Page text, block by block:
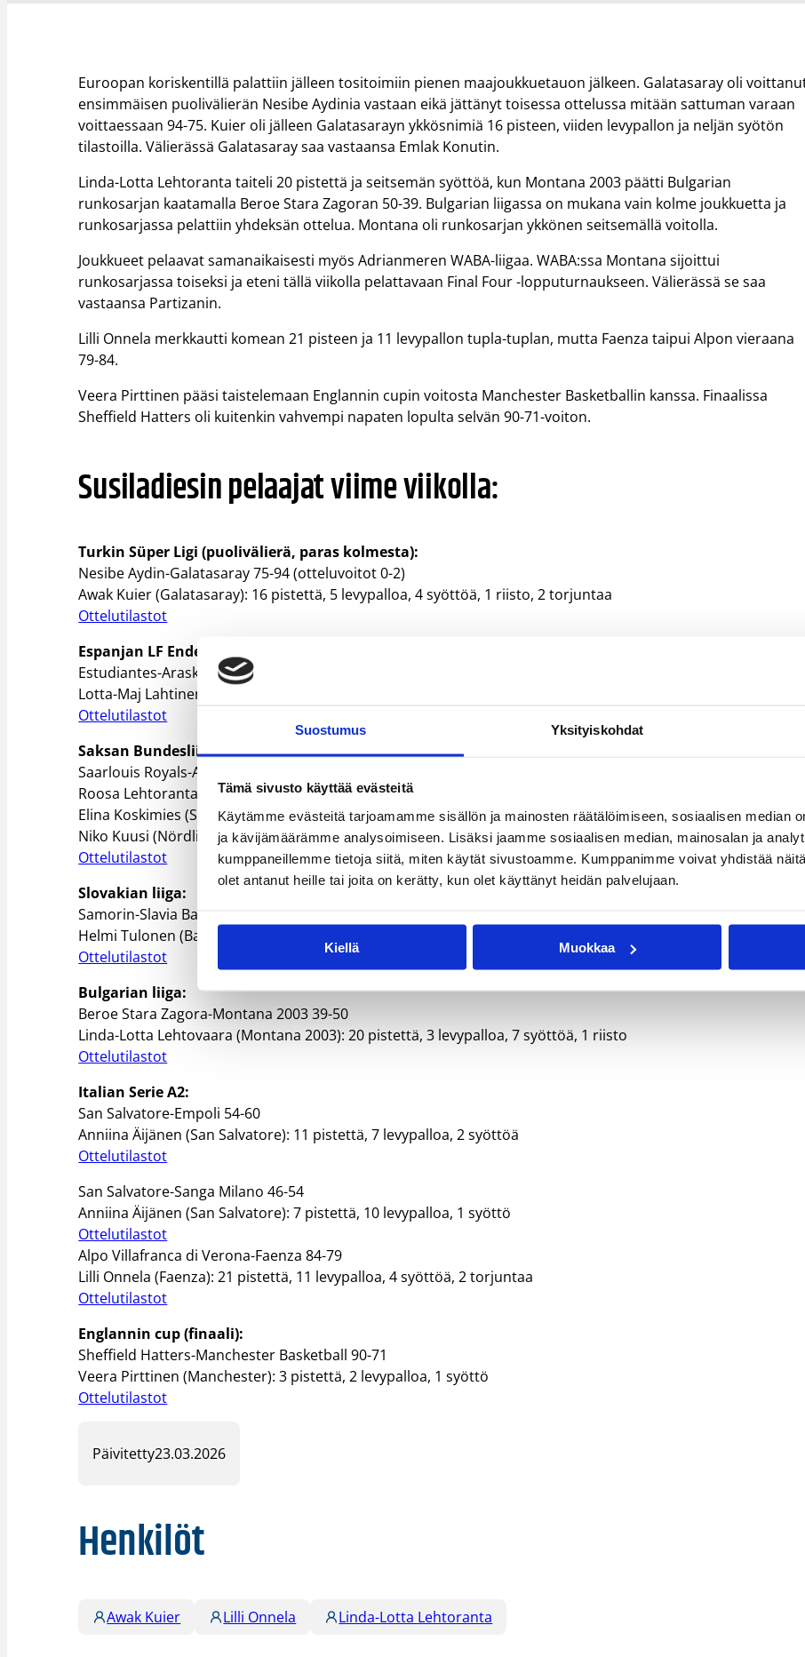
Suostumus Yksityiskohdat
Tämä sivusto käyttää evästeitä
Käytämme evästeitä tarjoamamme sisällön ja mainosten räätälöimiseen, sosiaalisen median
ja kävijämäärämme analysoimiseen. Lisäksi jaamme sosiaalisen median, mainosalan ja
kumppaneillemme tietoja siitä, miten käytät sivustoamme. Kumppanimme voivat yhdistää
olet antanut heille tai joita on kerätty, kun olet käyttänyt heidän palvelujaan.
Kiellä Muokkaa
Euroopan koriskentillä palattiin jälleen tositoimiin pienen maajoukkuetauon jälkeen. Galatasaray oli
ensimmäisen puolivälierän Nesibe Aydinia vastaan eikä jättänyt toisessa ottelussa mitään sattuman varaan
voittaessaan 94-75. Kuier oli jälleen Galatasarayn ykkösnimiä 16 pisteen, viiden levypallon ja neljän syötön
tilastoilla. Välierässä Galatasaray saa vastaansa Emlak Konutin.
Linda-Lotta Lehtoranta taiteli 20 pistettä ja seitsemän syöttöä, kun Montana 2003 päätti Bulgarian
runkosarjan kaatamalla Beroe Stara Zagoran 50-39. Bulgarian liigassa on mukana vain kolme joukkuetta ja
runkosarjassa pelattiin yhdeksän ottelua. Montana oli runkosarjan ykkönen seitsemällä voitolla.
Joukkueet pelaavat samanaikaisesti myös Adrianmeren WABA-liigaa. WABA:ssa Montana sijoittui
runkosarjassa toiseksi ja eteni tällä viikolla pelattavaan Final Four -lopputurnaukseen. Välierässä se saa
vastaansa Partizanin.
Lilli Onnela merkkautti komean 21 pisteen ja 11 levypallon tupla-tuplan, mutta Faenza taipui Alpon vieraana
79-84.
Veera Pirttinen pääsi taistelemaan Englannin cupin voitosta Manchester Basketballin kanssa. Finaalissa
Sheffield Hatters oli kuitenkin vahvempi napaten lopulta selvän 90-71-voiton.
Susiladiesin pelaajat viime viikolla:
Turkin Süper Ligi (puolivälierä, paras kolmesta):
Nesibe Aydin-Galatasaray 75-94 (otteluvoitot 0-2)
Awak Kuier (Galatasaray): 16 pistettä, 5 levypalloa, 4 syöttöä, 1 riisto, 2 torjuntaa
Ottelutilastot
Espanjan LF Endesa:
Estudiantes-Araski 80-72
Lotta-Maj Lahtinen (Araski): 9 pistettä, 4 levypalloa, 5 syöttöä, 2 riistoa
Ottelutilastot
Saksan Bundesliiga:
Saarlouis Royals-Angels Nördlingen 68-49
Roosa Lehtoranta (Saarlouis): 11 pistettä, 4 levypalloa, 2 syöttöä, 1 torjunta
Elina Koskimies (Saarlouis): 8 pistettä, 1 levypallo, 3 syöttöä
Niko Kuusi (Nördlingen, päävalmentaja)
Ottelutilastot
Slovakian liiga:
Samorin-Slavia Banska Bystrica 53-92
Helmi Tulonen (Banska Bystrica): 10 pistettä, 6 levypalloa, 1 syöttö, 1 torjunta
Ottelutilastot
Bulgarian liiga:
Beroe Stara Zagora-Montana 2003 39-50
Linda-Lotta Lehtovaara (Montana 2003): 20 pistettä, 3 levypalloa, 7 syöttöä, 1 riisto
Ottelutilastot
Italian Serie A2:
San Salvatore-Empoli 54-60
Anniina Äijänen (San Salvatore): 11 pistettä, 7 levypalloa, 2 syöttöä
Ottelutilastot
San Salvatore-Sanga Milano 46-54
Anniina Äijänen (San Salvatore): 7 pistettä, 10 levypalloa, 1 syöttö
Ottelutilastot
Alpo Villafranca di Verona-Faenza 84-79
Lilli Onnela (Faenza): 21 pistettä, 11 levypalloa, 4 syöttöä, 2 torjuntaa
Ottelutilastot
Englannin cup (finaali):
Sheffield Hatters-Manchester Basketball 90-71
Veera Pirttinen (Manchester): 3 pistettä, 2 levypalloa, 1 syöttö
Ottelutilastot
Päivitetty23.03.2026
Henkilöt
Awak Kuier Lilli Onnela Linda-Lotta Lehtoranta